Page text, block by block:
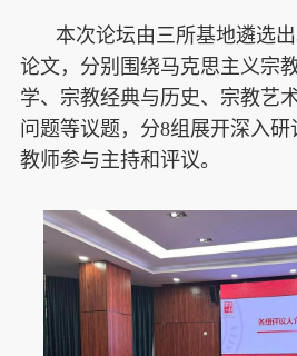
本次论坛由三所基地遴选
论文，分别围绕马克思主义宗
学、宗教经典与历史、宗教艺
问题等议题，分8组展开深入
教师参与主持和评议。